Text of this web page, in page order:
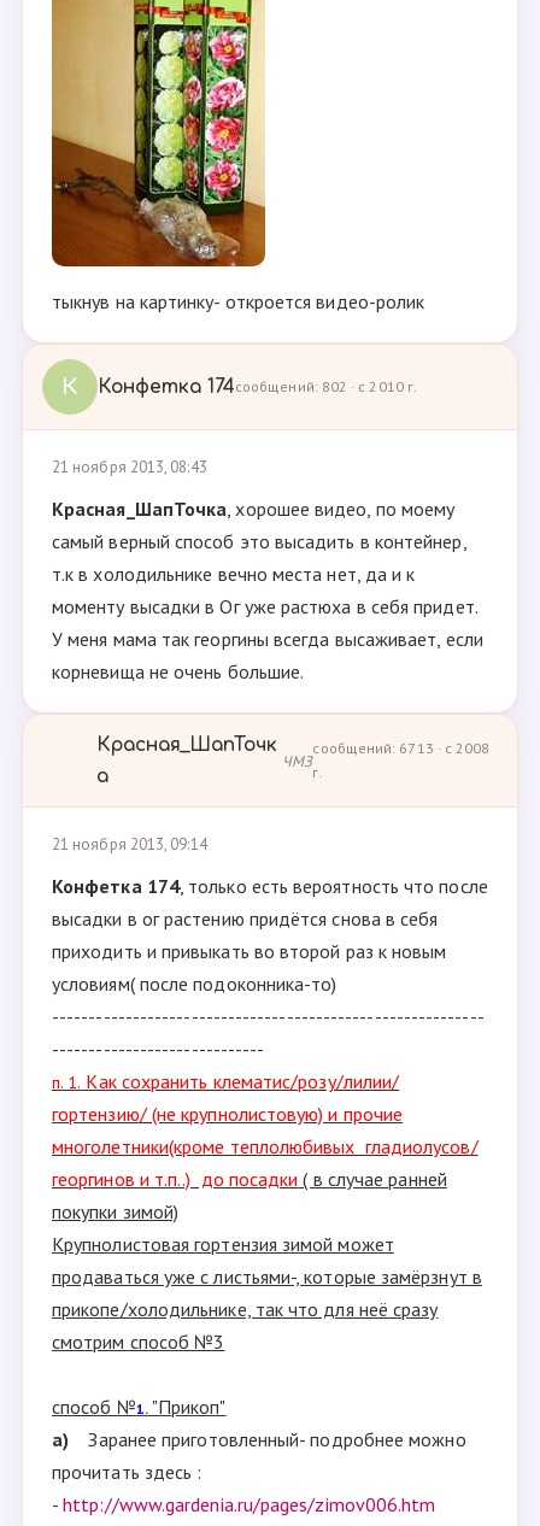
тыкнув на картинку- откроется видео-ролик
К Конфетка 174сообщений: 802 · с 2010 г.
21 ноября 2013, 08:43
Красная_ШапТочка, хорошее видео, по моему
самый верный способ это высадить в контейнер,
т.к в холодильнике вечно места нет, да и к
моменту высадки в Ог уже растюха в себя придет.
У меня мама так георгины всегда высаживает, если
корневища не очень большие.
Красная_ШапТочк
а
ЧМЗ
сообщений: 6713 · с 2008
г.
21 ноября 2013, 09:14
Конфетка 174, только есть вероятность что после
высадки в ог растению придётся снова в себя
приходить и привыкать во второй раз к новым
условиям( после подоконника-то)
-----------------------------------------------------------
-----------------------------
п. 1. Как сохранить клематис/розу/лилии/
гортензию/ (не крупнолистовую) и прочие
многолетники(кроме теплолюбивых гладиолусов/
георгинов и т.п..) до посадки ( в случае ранней
покупки зимой)
Крупнолистовая гортензия зимой может
продаваться уже с листьями-, которые замёрзнут в
прикопе/холодильнике, так что для неё сразу
смотрим способ №3
способ №1. "Прикоп"
а)
Заранее приготовленный- подробнее можно
прочитать здесь :
-http://www.gardenia.ru/pages/zimov006.htm